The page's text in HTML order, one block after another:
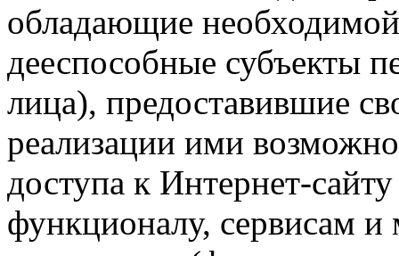
обладающие
дееспособные субъекты
лица), предоставившие
реализации ими
доступа к Интернет-
функционалу, сервисам и